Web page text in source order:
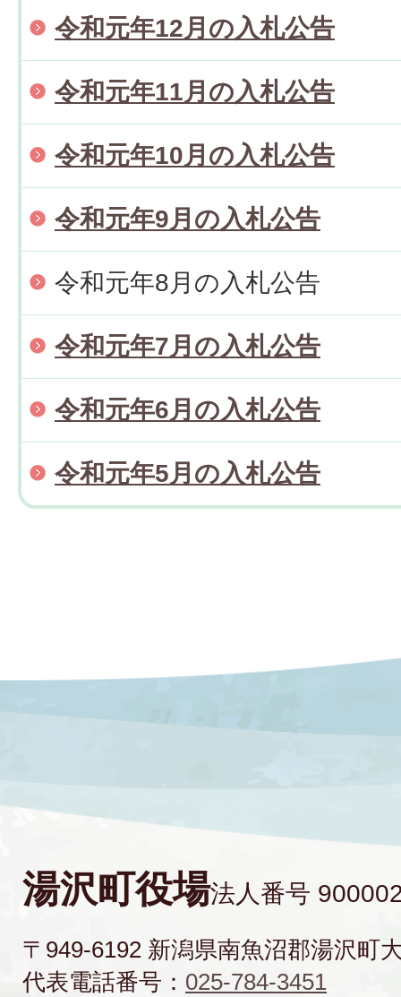
令和元年12月の入札公告
令和元年11月の入札公告
令和元年10月の入札公告
令和元年9月の入札公告
令和元年8月の入札公告
令和元年7月の入札公告
令和元年6月の入札公告
令和元年5月の入札公告
湯沢町役場法人番号
〒949-6192 新潟県南魚沼郡湯沢町
代表電話番号： 025-784-3451